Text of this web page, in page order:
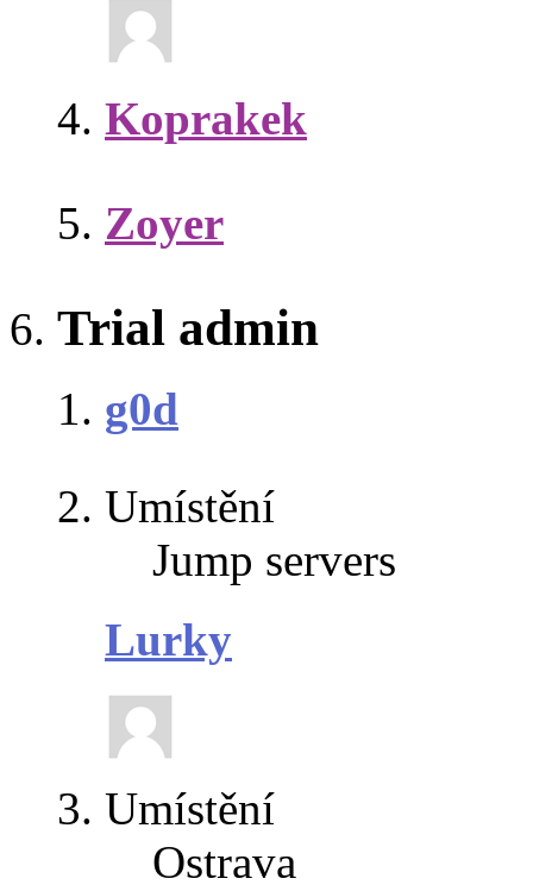
Koprakek
Zoyer
Trial admin
g0d
Umístění
Jump servers
Lurky
Umístění
Ostrava